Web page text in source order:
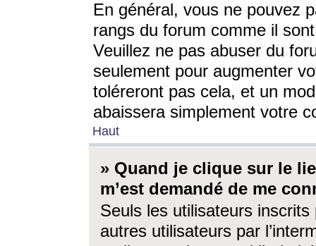
En général, vous ne pouvez
rangs du forum comme il
Veuillez ne pas abuser du
seulement pour augmenter
toléreront pas cela, et un
abaissera simplement votre
Haut
» Quand je clique sur le
m’est demandé de me
Seuls les utilisateurs
autres utilisateurs par